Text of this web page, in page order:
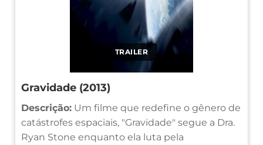
TRAILER
Gravidade (2013)
Descrição: Um filme que redefine o gênero de
catástrofes espaciais, "Gravidade" segue a Dra.
Ryan Stone enquanto ela luta pela